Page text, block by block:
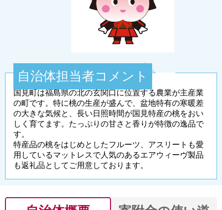
自治体担当者コメント
国見町は福島県の北の玄関口に位置する農業が主産業
の町です。特に桃の生産が盛んで、盆地特有の寒暖差
の大きな気候と、長い日照時間が国見特産の桃をおい
しく育てます。たっぷりの甘さと香りが特徴の逸品で
す。
特産品の桃をはじめとしたフルーツ、アスリートも愛
用しているマットレスで人気のあるエアウィーヴ製品
も返礼品としてご用意しております。